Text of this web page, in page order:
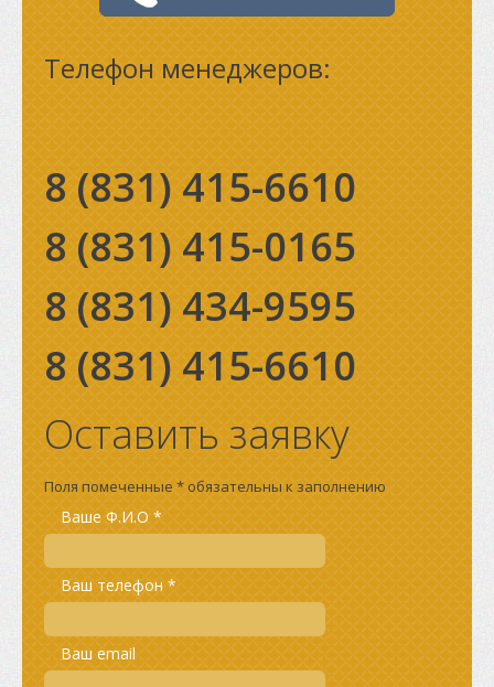
Телефон менеджеров:
8 (831) 415-6610
8 (831) 415-0165
8 (831) 434-9595
8 (831) 415-6610
Оставить заявку
Поля помеченные * обязательны к заполнению
Ваше Ф.И.О *
Ваш телефон *
Ваш email